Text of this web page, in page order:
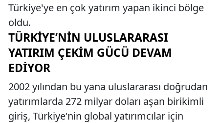
Türkiye'ye en çok yatırım yapan ikinci bölge
oldu.
TÜRKIYE’NIN ULUSLARARASI
YATIRIM ÇEKIM GÜCÜ DEVAM
EDIYOR
2002 yılından bu yana uluslararası doğrudan
yatırımlarda 272 milyar doları aşan birikimli
giriş, Türkiye'nin global yatırımcılar için